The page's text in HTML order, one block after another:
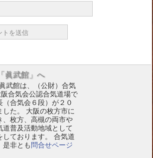
眞武館」へ
眞武館は、（公財）合気
合気会公認合気道場で
合気会６段）が２０
した。 大阪の枚方市に
、枚方、高槻の両市や
道普及活動地域として
しております。 合気道
是非とも 問合せページ